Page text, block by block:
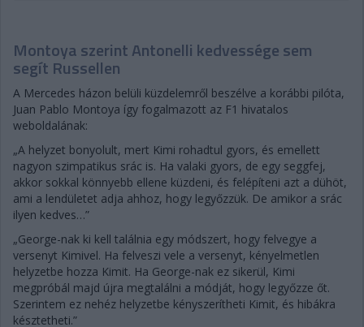
Montoya szerint Antonelli kedvessége sem
segít Russellen
A Mercedes házon belüli küzdelemről beszélve a korábbi pilóta,
Juan Pablo Montoya így fogalmazott az F1 hivatalos
weboldalának:
„A helyzet bonyolult, mert Kimi rohadtul gyors, és emellett
nagyon szimpatikus srác is. Ha valaki gyors, de egy seggfej,
akkor sokkal könnyebb ellene küzdeni, és felépíteni azt a dühöt,
ami a lendületet adja ahhoz, hogy legyőzzük. De amikor a srác
ilyen kedves…”
„George-nak ki kell találnia egy módszert, hogy felvegye a
versenyt Kimivel. Ha felveszi vele a versenyt, kényelmetlen
helyzetbe hozza Kimit. Ha George-nak ez sikerül, Kimi
megpróbál majd újra megtalálni a módját, hogy legyőzze őt.
Szerintem ez nehéz helyzetbe kényszerítheti Kimit, és hibákra
késztetheti.”